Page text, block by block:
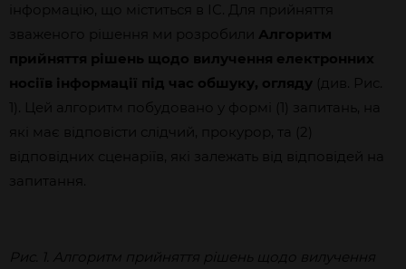
інформацію, що міститься в ІС. Для прийняття
зваженого рішення ми розробили Алгоритм
прийняття рішень щодо вилучення електронних
носіїв інформації під час обшуку, огляду (див. Рис.
1). Цей алгоритм побудовано у формі (1) запитань, на
які має відповісти слідчий, прокурор, та (2)
відповідних сценаріїв, які залежать від відповідей на
запитання.
Рис. 1. Алгоритм прийняття рішень щодо вилучення